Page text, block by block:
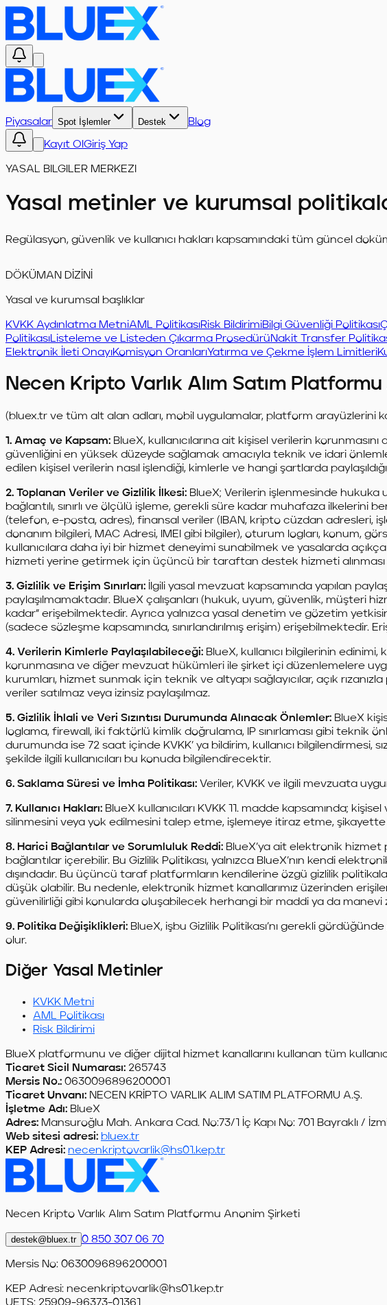
Piyasalar Spot İşlemler Destek Blog
Kayıt Ol Giriş Yap
YASAL BILGILER MERKEZI
Yasal metinler ve kurumsal
Regülasyon, güvenlik ve kullanıcı hakları kapsamındaki tüm güncel
DÖKÜMAN DİZİNİ
Yasal ve kurumsal başlıklar
KVKK Aydınlatma MetniAML PolitikasıRisk BildirimiBilgi Güvenliği Politikası
PolitikasıListeleme ve Listeden Çıkarma ProsedürüNakit Transfer
Elektronik İleti OnayıKomisyon OranlarıYatırma ve Çekme İşlem Limitleri
Necen Kripto Varlık Alım Satım
(bluex.tr ve tüm alt alan adları, mobil uygulamalar, platform arayüzlerini
1. Amaç ve Kapsam: BlueX, kullanıcılarına ait kişisel verilerin
güvenliğini en yüksek düzeyde sağlamak amacıyla teknik ve idari
edilen kişisel verilerin nasıl işlendiği, kimlerle ve hangi şartlarda
2. Toplanan Veriler ve Gizlilik İlkesi: BlueX; Verilerin işlenmesinde
bağlantılı, sınırlı ve ölçülü işleme, gerekli süre kadar muhafaza ilkelerini
(telefon, e-posta, adres), finansal veriler (IBAN, kripto cüzdan adresleri,
donanım bilgileri, MAC Adresi, IMEI gibi bilgiler), oturum logları, konum,
kullanıcılara daha iyi bir hizmet deneyimi sunabilmek ve yasalarda
hizmeti yerine getirmek için üçüncü bir taraftan destek hizmeti
3. Gizlilik ve Erişim Sınırları: İlgili yasal mevzuat kapsamında yapılan
paylaşılmamaktadır. BlueX çalışanları (hukuk, uyum, güvenlik, müşteri
kadar” erişebilmektedir. Ayrıca yalnızca yasal denetim ve gözetim
(sadece sözleşme kapsamında, sınırlandırılmış erişim) erişebilmektedir.
4. Verilerin Kimlerle Paylaşılabileceği: BlueX, kullanıcı bilgilerinin
korunmasına ve diğer mevzuat hükümleri ile şirket içi düzenlemelere
kurumları, hizmet sunmak için teknik ve altyapı sağlayıcılar, açık
veriler satılmaz veya izinsiz paylaşılmaz.
5. Gizlilik İhlali ve Veri Sızıntısı Durumunda Alınacak Önlemler: BlueX
loglama, firewall, iki faktörlü kimlik doğrulama, IP sınırlaması gibi teknik
durumunda ise 72 saat içinde KVKK’ ya bildirim, kullanıcı
şekilde ilgili kullanıcıları bu konuda bilgilendirecektir.
6. Saklama Süresi ve İmha Politikası: Veriler, KVKK ve ilgili mevzuata
7. Kullanıcı Hakları: BlueX kullanıcıları KVKK 11. madde kapsamında;
silinmesini veya yok edilmesini talep etme, işlemeye itiraz etme, şikayette
8. Harici Bağlantılar ve Sorumluluk Reddi: BlueX’ya ait elektronik
bağlantılar içerebilir. Bu Gizlilik Politikası, yalnızca BlueX’nın kendi
dışındadır. Bu üçüncü taraf platformların kendilerine özgü gizlilik
düşük olabilir. Bu nedenle, elektronik hizmet kanallarımız üzerinden
güvenilirliği gibi konularda oluşabilecek herhangi bir maddi ya da manevi
9. Politika Değişiklikleri: BlueX, işbu Gizlilik Politikası’nı gerekli
olur.
Diğer Yasal Metinler
KVKK Metni
AML Politikası
Risk Bildirimi
BlueX platformunu ve diğer dijital hizmet kanallarını kullanan tüm
Ticaret Sicil Numarası: 265743
Mersis No.: 0630096896200001
Ticaret Unvanı: NECEN KRİPTO VARLIK ALIM SATIM PLATFORMU A.Ş.
İşletme Adı: BlueX
Adres: Mansuroğlu Mah. Ankara Cad. No:73/1 İç Kapı No: 701 Bayraklı /
Web sitesi adresi: bluex.tr
KEP Adresi: necenkriptovarlik@hs01.kep.tr
Necen Kripto Varlık Alım Satım Platformu Anonim Şirketi
destek@bluex.tr 0 850 307 06 70
Mersis No: 0630096896200001
KEP Adresi: necenkriptovarlik@hs01.kep.tr
UETS: 25909-96373-01361